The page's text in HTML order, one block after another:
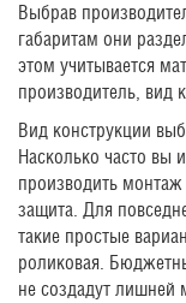
Выбрав
габаритам они
этом учитывается
производитель, вид
Вид конструкции
Насколько часто вы
производить
защита. Для
такие простые
роликовая.
не создадут лишней